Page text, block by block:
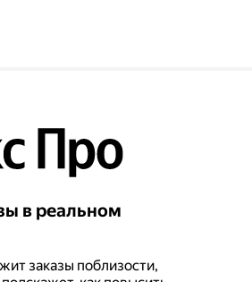
в реальном
заказы поблизости,